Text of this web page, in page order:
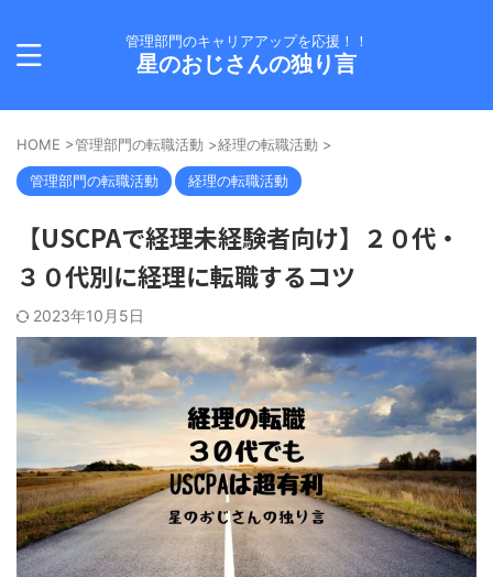
管理部門のキャリアアップを応援！！
星のおじさんの独り言
HOME >管理部門の転職活動 >経理の転職活動 >
管理部門の転職活動 経理の転職活動
【USCPAで経理未経験者向け】２０代・
３０代別に経理に転職するコツ
2023年10月5日